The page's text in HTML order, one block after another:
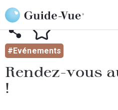
Aller au contenu principal
AFFICHER TOUTES
#Evénements
Rendez-vous
!